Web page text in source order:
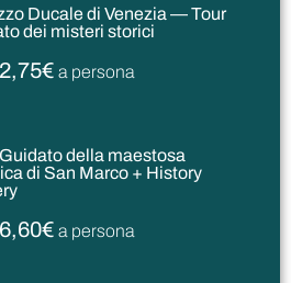
Ducale di Venezia — Tour
dei misteri storici
a persona
della maestosa
di San Marco + History
a persona